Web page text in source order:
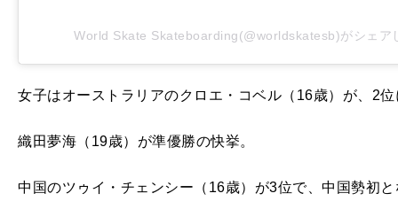
World Skate Skateboarding(@worldskatesb)がシェア
女子はオーストラリアのクロエ・コベル（16歳）が、2
織田夢海（19歳）が準優勝の快挙。
中国のツゥイ・チェンシー（16歳）が3位で、中国勢初